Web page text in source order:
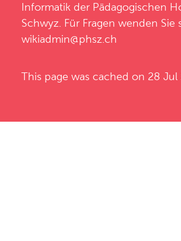
Informatik der Pädagogischen
Schwyz . Für Fragen wenden
wikiadmin@phsz.ch
This page was cached on 28 Jul